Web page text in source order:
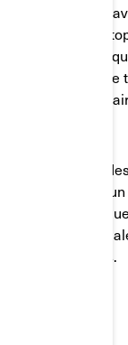
un long trajet ou
à transporter, le
plus grand
ce qui permet
sans avoir
si vous amenez
retrouvailles ou
vrai plus. Quoi
et il est
d’accessoires.